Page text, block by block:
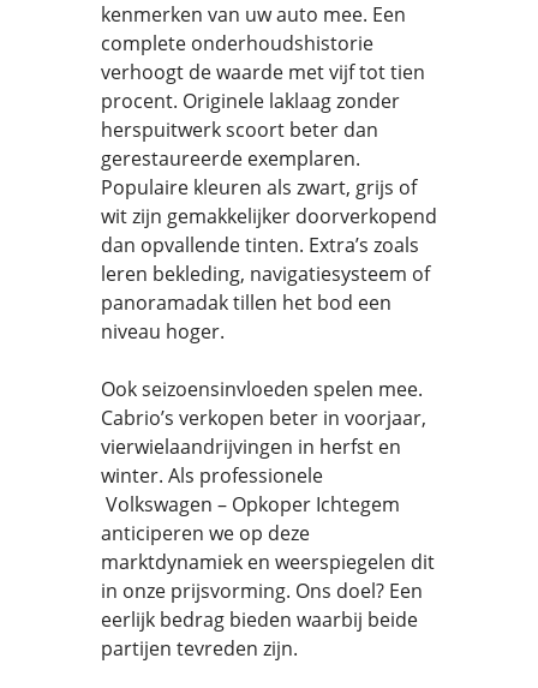
kenmerken van uw auto mee. Een
complete onderhoudshistorie
verhoogt de waarde met vijf tot tien
procent. Originele laklaag zonder
herspuitwerk scoort beter dan
gerestaureerde exemplaren.
Populaire kleuren als zwart, grijs of
wit zijn gemakkelijker doorverkopend
dan opvallende tinten. Extra’s zoals
leren bekleding, navigatiesysteem of
panoramadak tillen het bod een
niveau hoger.
Ook seizoensinvloeden spelen mee.
Cabrio’s verkopen beter in voorjaar,
vierwielaandrijvingen in herfst en
winter. Als professionele
Volkswagen – Opkoper Ichtegem
anticiperen we op deze
marktdynamiek en weerspiegelen dit
in onze prijsvorming. Ons doel? Een
eerlijk bedrag bieden waarbij beide
partijen tevreden zijn.